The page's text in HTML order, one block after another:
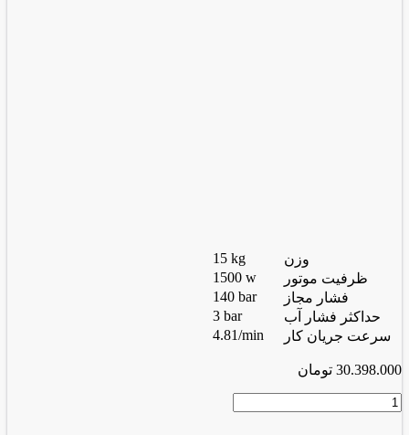
وزن
15 kg
ظرفیت موتور
1500 w
فشار مجاز
140 bar
حداکثر فشار آب
3 bar
سرعت جریان کار
4.81/min
30.398.000 تومان
کارواش